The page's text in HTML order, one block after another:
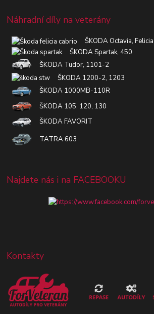
Náhradní díly na veterány
ŠKODA Octavia, Felicia
ŠKODA Spartak, 450
ŠKODA Tudor, 1101-2
ŠKODA 1200-2, 1203
ŠKODA 1000MB-110R
ŠKODA 105, 120, 130
ŠKODA FAVORIT
TATRA 603
Najdete nás i na FACEBOOKU
Kontakty